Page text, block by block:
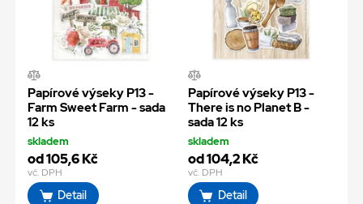
Papírové výseky P13 -
Farm Sweet Farm - sada
12 ks
skladem
od 105,6 Kč
vč. DPH
Detail
Papírové výseky P13 -
There is no Planet B -
sada 12 ks
skladem
od 104,2 Kč
vč. DPH
Detail